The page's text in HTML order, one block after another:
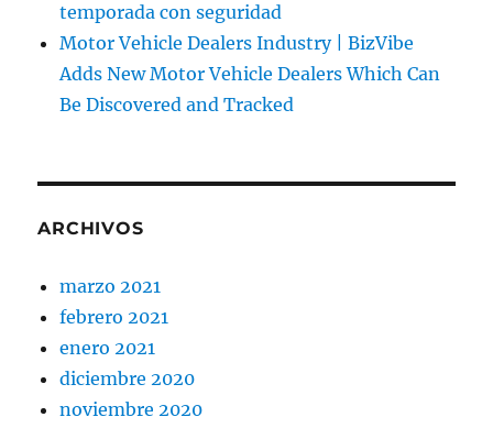
temporada con seguridad
Motor Vehicle Dealers Industry | BizVibe
Adds New Motor Vehicle Dealers Which Can
Be Discovered and Tracked
ARCHIVOS
marzo 2021
febrero 2021
enero 2021
diciembre 2020
noviembre 2020